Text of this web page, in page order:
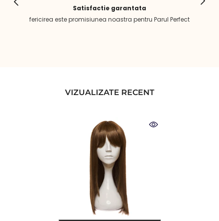
Satisfactie garantata
fericirea este promisiunea noastra pentru Parul Perfect
VIZUALIZATE RECENT